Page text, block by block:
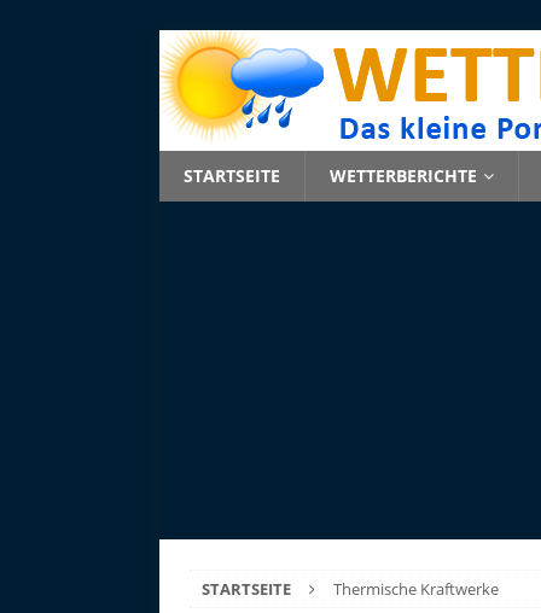
STARTSEITE WETTERBERICHTE
STARTSEITE Thermische Kraftwerke